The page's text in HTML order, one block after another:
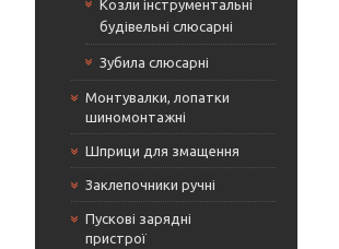
Козли інструментальні
будівельні слюсарні
Зубила слюсарні
Монтувалки, лопатки
шиномонтажні
Шприци для змащення
Заклепочники ручні
Пускові зарядні
пристрої